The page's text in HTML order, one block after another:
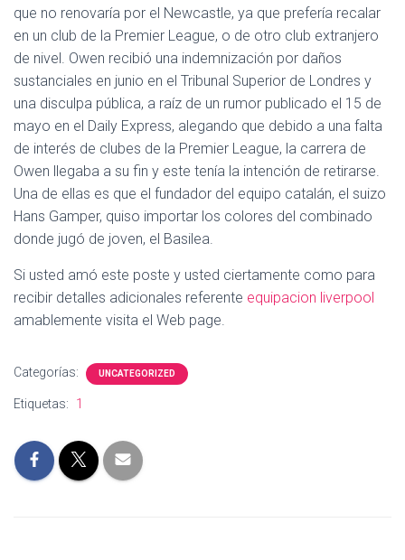
que no renovaría por el Newcastle, ya que prefería recalar
en un club de la Premier League, o de otro club extranjero
de nivel. Owen recibió una indemnización por daños
sustanciales en junio en el Tribunal Superior de Londres y
una disculpa pública, a raíz de un rumor publicado el 15 de
mayo en el Daily Express, alegando que debido a una falta
de interés de clubes de la Premier League, la carrera de
Owen llegaba a su fin y este tenía la intención de retirarse.
Una de ellas es que el fundador del equipo catalán, el suizo
Hans Gamper, quiso importar los colores del combinado
donde jugó de joven, el Basilea.
Si usted amó este poste y usted ciertamente como para
recibir detalles adicionales referente equipacion liverpool
amablemente visita el Web page.
Categorías: UNCATEGORIZED
Etiquetas: 1